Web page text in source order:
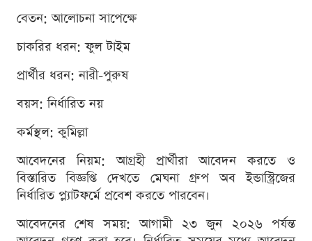
বেতন: আলোচনা সাপেক্ষে
চাকরির ধরন: ফুল টাইম
প্রার্থীর ধরন: নারী-পুরুষ
বয়স: নির্ধারিত নয়
কর্মস্থল: কুমিল্লা
আবেদনের নিয়ম: আগ্রহী প্রার্থীরা আবেদন করতে ও
বিস্তারিত বিজ্ঞপ্তি দেখতে মেঘনা গ্রুপ অব ইন্ডাস্ট্রিজের
নির্ধারিত প্ল্যাটফর্মে প্রবেশ করতে পারবেন।
আবেদনের শেষ সময়: আগামী ২৩ জুন ২০২৬ পর্যন্ত